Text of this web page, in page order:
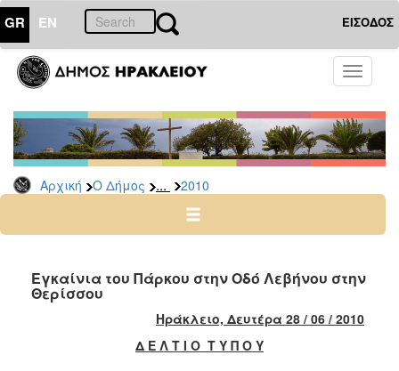
GR EN ΕΙΣΟΔΟΣ
Toggle
Αρχική Ο Δήμος ... 2010
ΔΗΜΟΣ
Δελτία
Τύπου
Αρχείο
2026
2024
2022
Εγκαίνια του Πάρκου στην Οδό Λεβήνου στην
Θερίσσου
Ηράκλειο, Δευτέρα 28 / 06 / 2010
Δ Ε Λ Τ Ι Ο Τ Υ Π Ο Υ